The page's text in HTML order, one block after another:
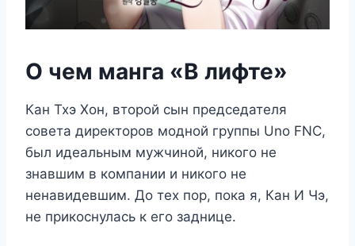
О чем манга «В лифте»
Кан Тхэ Хон, второй сын председателя
совета директоров модной группы Uno FNC,
был идеальным мужчиной, никого не
знавшим в компании и никого не
ненавидевшим. До тех пор, пока я, Кан И Чэ,
не прикоснулась к его заднице.